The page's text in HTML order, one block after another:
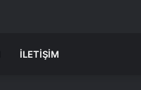
İLETIŞIM